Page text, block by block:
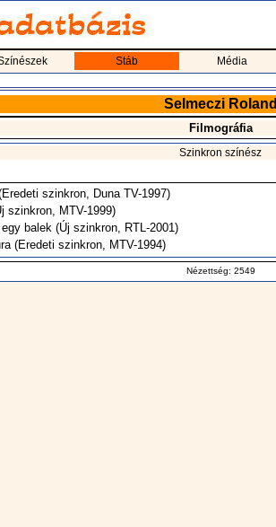
Stáb Média
Selmeczi Roland
Filmográfia
Szinkron színész
szinkron, Duna TV-1997)
szinkron, MTV-1999)
balek(Új szinkron, RTL-2001)
(Eredeti szinkron, MTV-1994)
Nézettség: 2549